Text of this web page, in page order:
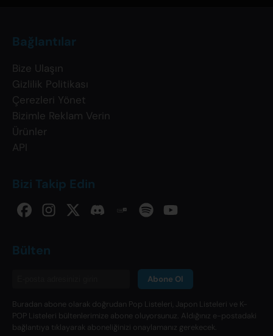
Bağlantılar
Bize Ulaşın
Gizlilik Politikası
Çerezleri Yönet
Bizimle Reklam Verin
Ürünler
API
Bizi Takip Edin
Bülten
Abone Ol
Buradan abone olarak doğrudan Pop Listeleri, Japon Listeleri ve K-
POP Listeleri bültenlerimize abone oluyorsunuz. Aldığınız e-postadaki
bağlantıya tıklayarak aboneliğinizi onaylamanız gerekecek.